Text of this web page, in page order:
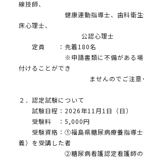
線技師、
健康運動指導士、歯科衛生士
床心理士、
公認心理士
定員 ：先着180名
※申請書類に不備がある場合、
付けることができ
ませんのでご注意くだ
２．認定試験について
試験日程：2026年11月1日（日）
受験料 ：5,000円
受験資格：①福島県糖尿病療養指導士
義）を受講した者
②糖尿病看護認定看護師の資格